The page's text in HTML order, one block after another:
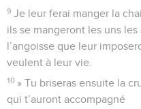
9 Je leur ferai manger la
ils se mangeront les uns
l’angoisse que leur
veulent à leur vie.
10 » Tu briseras ensuite la
qui t’auront accompagné